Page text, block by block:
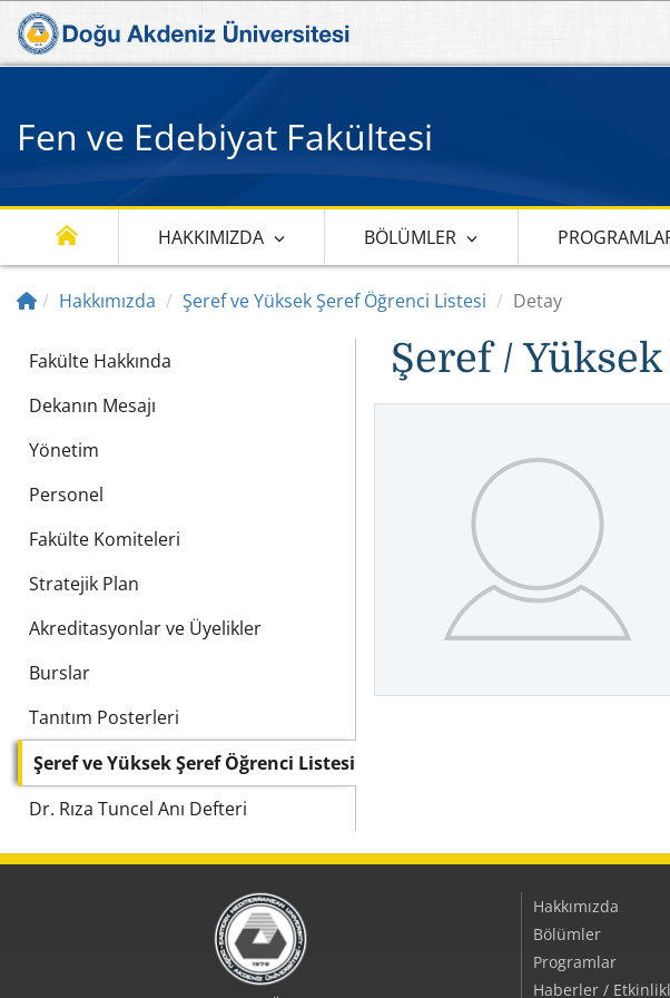
Fen ve Edebiyat Fakültesi
HAKKIMIZDA BÖLÜMLER
Hakkımızda Şeref ve Yüksek Şeref Öğrenci Listesi Detay
Fakülte Hakkında
Dekanın Mesajı
Yönetim
Personel
Fakülte Komiteleri
Stratejik Plan
Akreditasyonlar ve Üyelikler
Burslar
Tanıtım Posterleri
Şeref ve Yüksek Şeref Öğrenci Listesi
Dr. Rıza Tuncel Anı Defteri
Şeref /
Hakkımızda
Bölümler
Programlar
Haberler /